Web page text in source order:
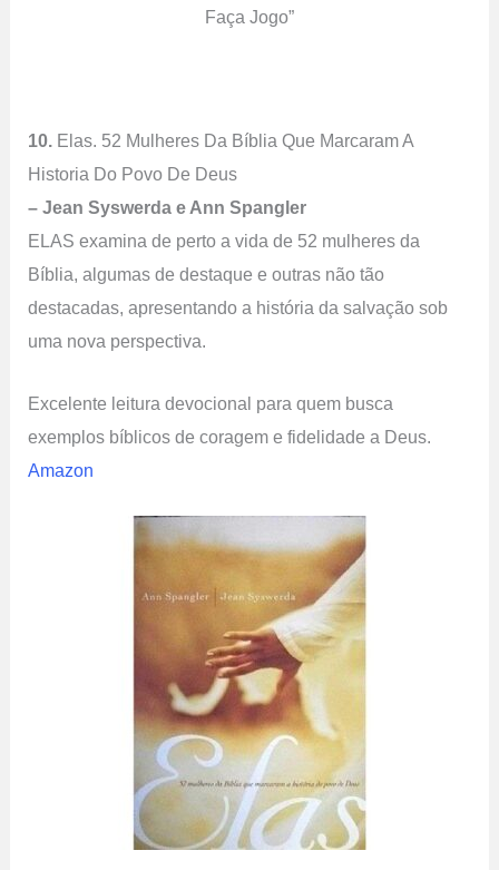
Faça Jogo”
10. Elas. 52 Mulheres Da Bíblia Que Marcaram A
Historia Do Povo De Deus
– Jean Syswerda e Ann Spangler
ELAS examina de perto a vida de 52 mulheres da
Bíblia, algumas de destaque e outras não tão
destacadas, apresentando a história da salvação sob
uma nova perspectiva.
Excelente leitura devocional para quem busca
exemplos bíblicos de coragem e fidelidade a Deus.
Amazon